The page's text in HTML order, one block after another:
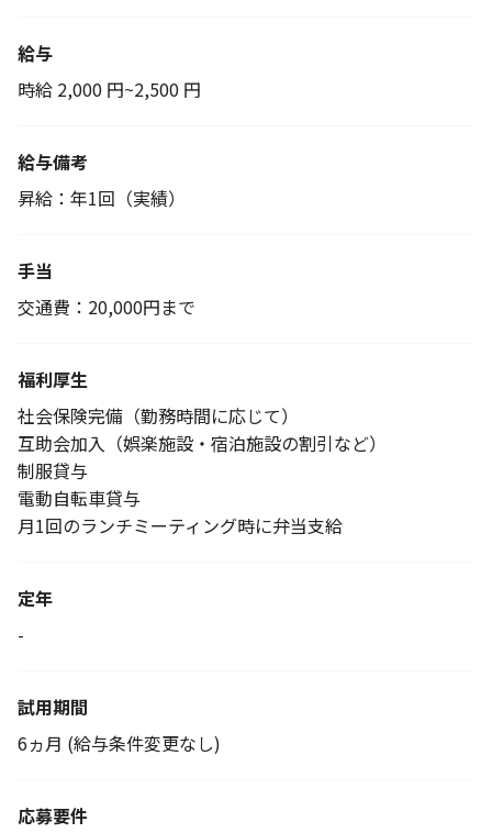
給与
時給 2,000 円~2,500 円
給与備考
昇給：年1回（実績）
手当
交通費：20,000円まで
福利厚生
社会保険完備（勤務時間に応じて）
互助会加入（娯楽施設・宿泊施設の割引など）
制服貸与
電動自転車貸与
月1回のランチミーティング時に弁当支給
定年
-
試用期間
6ヵ月 (給与条件変更なし)
応募要件